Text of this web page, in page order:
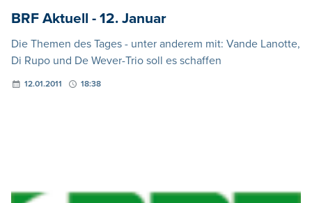
BRF Aktuell - 12. Januar
Die Themen des Tages - unter anderem mit: Vande Lanotte,
Di Rupo und De Wever-Trio soll es schaffen
12.01.2011 18:38